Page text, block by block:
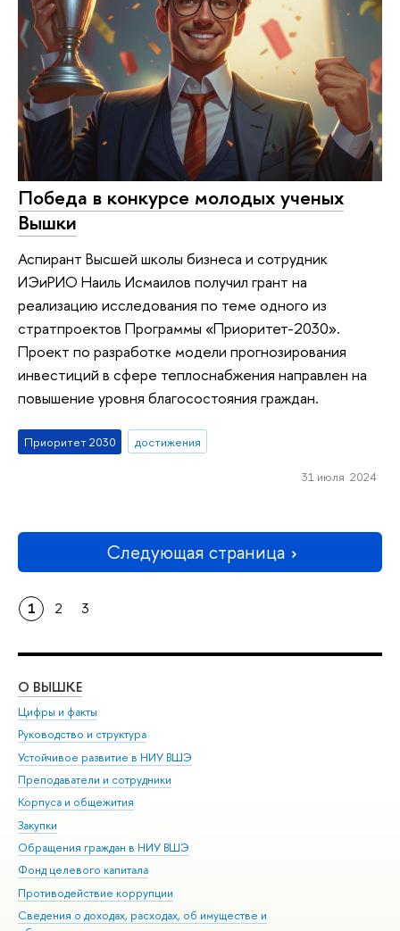
Победа в конкурсе молодых ученых
Вышки
Аспирант Высшей школы бизнеса и сотрудник
ИЭиРИО Наиль Исмаилов получил грант на
реализацию исследования по теме одного из
стратпроектов Программы «Приоритет-2030».
Проект по разработке модели прогнозирования
инвестиций в сфере теплоснабжения направлен на
повышение уровня благосостояния граждан.
Приоритет 2030 достижения
31 июля 2024
Следующая страница
1 2 3
О ВЫШКЕ
Цифры и факты
Руководство и структура
Устойчивое развитие в НИУ ВШЭ
Преподаватели и сотрудники
Корпуса и общежития
Закупки
Обращения граждан в НИУ ВШЭ
Фонд целевого капитала
Противодействие коррупции
Сведения о доходах, расходах, об имуществе и